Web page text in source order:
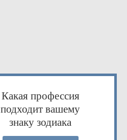
Какая профессия
подходит вашему
знаку зодиака